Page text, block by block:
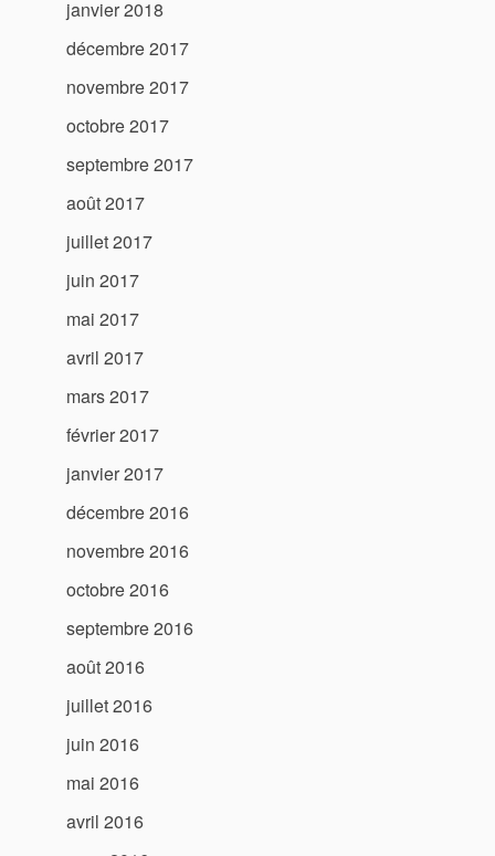
janvier 2018
décembre 2017
novembre 2017
octobre 2017
septembre 2017
août 2017
juillet 2017
juin 2017
mai 2017
avril 2017
mars 2017
février 2017
janvier 2017
décembre 2016
novembre 2016
octobre 2016
septembre 2016
août 2016
juillet 2016
juin 2016
mai 2016
avril 2016